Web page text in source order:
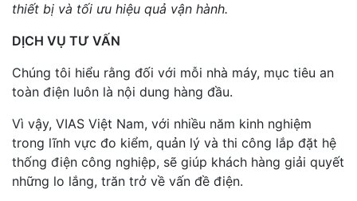
thiết bị và tối ưu hiệu quả vận hành.
DỊCH VỤ TƯ VẤN
Chúng tôi hiểu rằng đối với mỗi nhà máy, mục tiêu an
toàn điện luôn là nội dung hàng đầu.
Vì vậy, VIAS Việt Nam, với nhiều năm kinh nghiệm
trong lĩnh vực đo kiểm, quản lý và thi công lắp đặt hệ
thống điện công nghiệp, sẽ giúp khách hàng giải quyết
những lo lắng, trăn trở về vấn đề điện.